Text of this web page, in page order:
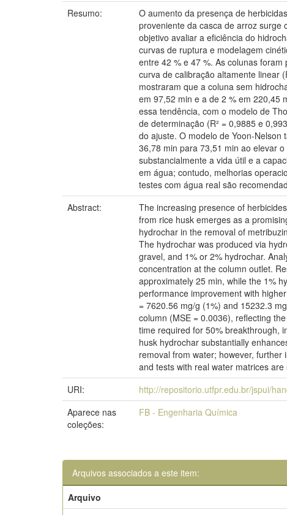
Resumo:
O aumento da presença de
proveniente da casca de arroz surge
objetivo avaliar a eficiência do
curvas de ruptura e modelagem
entre 42 % e 47 %. As colunas
curva de calibração altamente linear
mostraram que a coluna sem
em 97,52 min e a de 2 % em 220,45
essa tendência, com o modelo de
de determinação (R² = 0,9885 e
do ajuste. O modelo de Yoon-
36,78 min para 73,51 min ao elevar
substancialmente a vida útil e a
em água; contudo, melhorias
testes com água real são
Abstract:
The increasing presence of
from rice husk emerges as a
hydrochar in the removal of
The hydrochar was produced via
gravel, and 1% or 2% hydrochar.
concentration at the column outlet.
approximately 25 min, while the 1%
performance improvement with
= 7620.56 mg/g (1%) and 15232.3
column (MSE = 0.0036), reflecting
time required for 50% breakthrough,
husk hydrochar substantially
removal from water; however,
and tests with real water matrices
URI:
http://repositorio.utfpr.edu.br/jspui/
Aparece nas
coleções:
FB - Engenharia Química
Arquivos associados a este item:
Arquivo